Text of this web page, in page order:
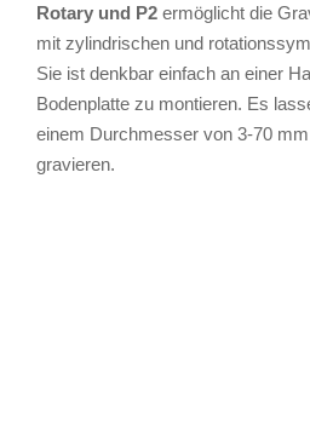
Rotary und P2 ermöglicht die
mit zylindrischen und
Sie ist denkbar einfach an einer
Bodenplatte zu montieren. Es
einem Durchmesser von 3-70
gravieren.